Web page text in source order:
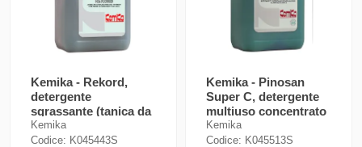
Kemika - Rekord,
detergente
sgrassante (tanica da
5 kg)
Kemika
Codice: K045443S
Kemika - Pinosan
Super C, detergente
multiuso concentrato
(tanica da 5 kg)
Kemika
Codice: K045513S